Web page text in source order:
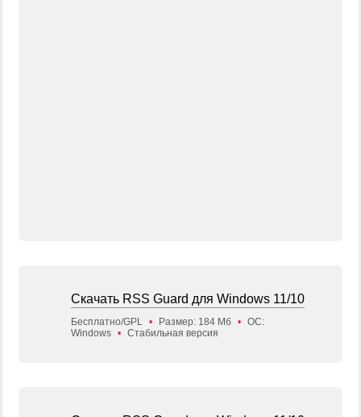
Скачать RSS Guard для Windows 11/10
Бесплатно/GPL • Размер: 184 Мб • ОС:
Windows • Стабильная версия